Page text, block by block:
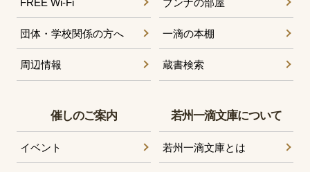
団体・学校関係の方へ
周辺情報
一滴の本棚
蔵書検索
催しのご案内
イベント
若州一滴文庫について
若州一滴文庫とは